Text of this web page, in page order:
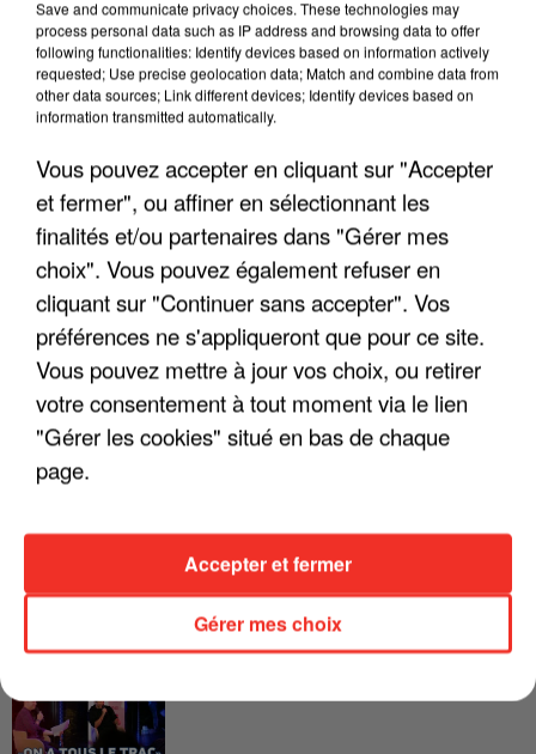
LES INTERVIEWS CHANTE
FRANCE
Voir plus
"ON A TOUS LE TRAC"
Save and communicate privacy choices. These technologies may
process personal data such as IP address and browsing data to offer
following functionalities: Identify devices based on information actively
requested; Use precise geolocation data; Match and combine data from
other data sources; Link different devices; Identify devices based on
information transmitted automatically.
Vous pouvez accepter en cliquant sur "Accepter
et fermer", ou affiner en sélectionnant les
finalités et/ou partenaires dans "Gérer mes
choix". Vous pouvez également refuser en
cliquant sur "Continuer sans accepter". Vos
préférences ne s'appliqueront que pour ce site.
Vous pouvez mettre à jour vos choix, ou retirer
votre consentement à tout moment via le lien
"Gérer les cookies" situé en bas de chaque
page.
Gérer mes choix
Accepter et fermer